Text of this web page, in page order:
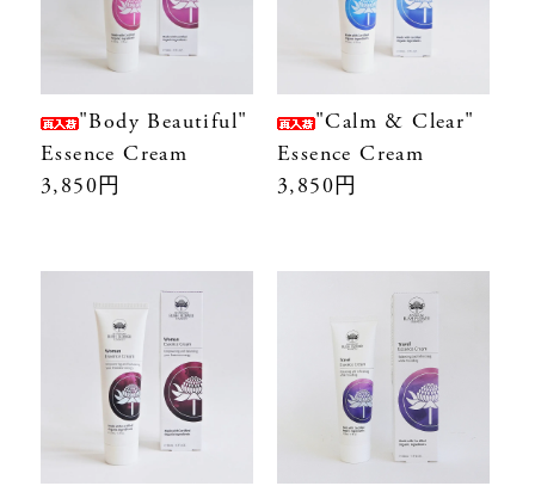
"Body Beautiful"
Essence Cream
3,850円
"Calm & Clear"
Essence Cream
3,850円